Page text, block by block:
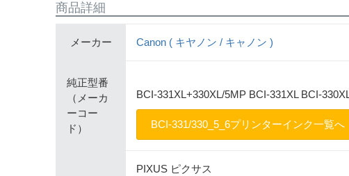
商品詳細
メーカー Canon ( キヤノン / キャノン )
純正型番
（メーカ
ーコー
ド）
BCI-331XL+330XL/5MP BCI-331XL BCI-
BCI-331/330_5_6プリンターインク一覧へ
PIXUS ピクサス